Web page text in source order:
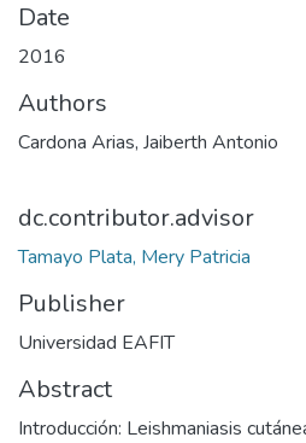
Date
2016
Authors
Cardona Arias, Jaiberth Antonio
dc.contributor.advisor
Tamayo Plata, Mery Patricia
Publisher
Universidad EAFIT
Abstract
Introducción: Leishmaniasis